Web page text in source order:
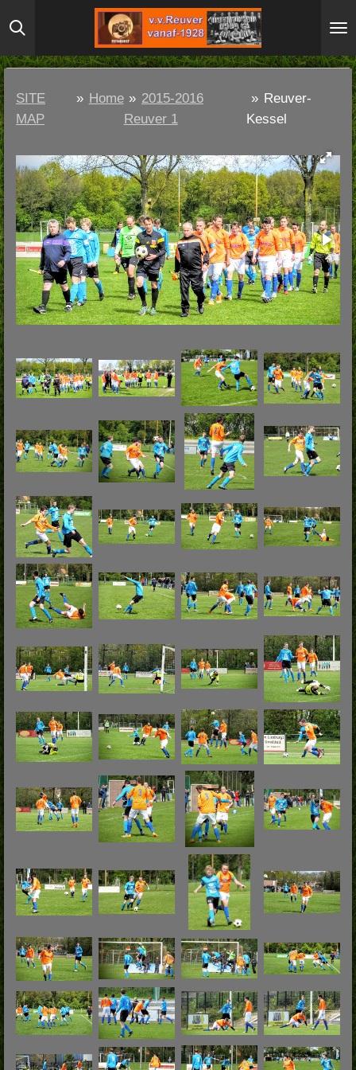
Ga
direct
naar
hoofdinhoud
SITE
MAP
» Home » 2015-2016
Reuver 1
» Reuver-
Kessel